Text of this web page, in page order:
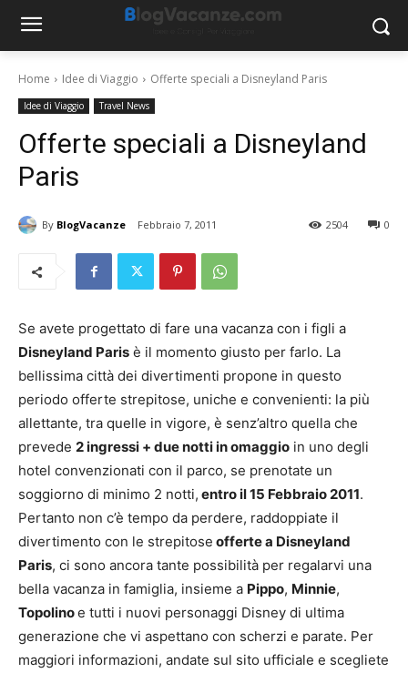
Home Idee di Viaggio Offerte speciali a Disneyland Paris
Idee di Viaggio Travel News
Offerte speciali a Disneyland
Paris
By BlogVacanze Febbraio 7, 2011 0
2504
Se avete progettato di fare una vacanza con i figli a
Disneyland Paris è il momento giusto per farlo. La
bellissima città dei divertimenti propone in questo
periodo offerte strepitose, uniche e convenienti: la più
allettante, tra quelle in vigore, è senz’altro quella che
prevede 2 ingressi + due notti in omaggio in uno degli
hotel convenzionati con il parco, se prenotate un
soggiorno di minimo 2 notti, entro il 15 Febbraio 2011.
Pertanto non c’è tempo da perdere, raddoppiate il
divertimento con le strepitose offerte a Disneyland
Paris, ci sono ancora tante possibilità per regalarvi una
bella vacanza in famiglia, insieme a Pippo, Minnie,
Topolinoe tutti i nuovi personaggi Disney di ultima
generazione che vi aspettano con scherzi e parate. Per
maggiori informazioni, andate sul sito ufficiale e scegliete